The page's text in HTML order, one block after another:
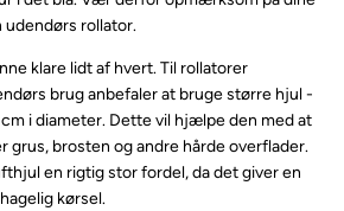
udendørs rollator.
klare lidt af hvert. Til rollatorer
brug anbefaler at bruge større hjul -
i diameter. Dette vil hjælpe den med at
grus, brosten og andre hårde overflader.
en rigtig stor fordel, da det giver en
kørsel.